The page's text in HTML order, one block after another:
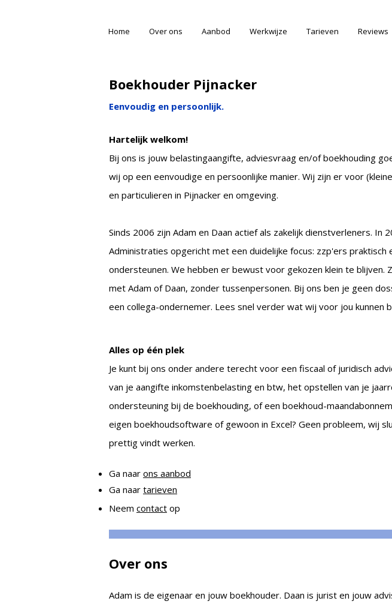
Home Over ons Aanbod Werkwijze Tarieven Reviews
Boekhouder Pijnacker
Eenvoudig en persoonlijk.
Hartelijk welkom!
Bij ons is jouw belastingaangifte, adviesvraag en/of boekhouding
wij op een eenvoudige en persoonlijke manier. Wij zijn er voor
en particulieren in Pijnacker en omgeving.
Sinds 2006 zijn Adam en Daan actief als zakelijk dienstverleners. In
Administraties opgericht met een duidelijke focus: zzp'ers praktisch
ondersteunen. We hebben er bewust voor gekozen klein te blijven.
met Adam of Daan, zonder tussenpersonen. Bij ons ben je geen
een collega-ondernemer. Lees snel verder wat wij voor jou kunnen
Alles op één plek
Je kunt bij ons onder andere terecht voor een fiscaal of juridisch
van je aangifte inkomstenbelasting en btw, het opstellen van je
ondersteuning bij de boekhouding, of een boekhoud-
eigen boekhoudsoftware of gewoon in Excel? Geen probleem, wij
prettig vindt werken.
Ga naar ons aanbod
Ga naar tarieven
Neem contact op
Over ons
Adam is de eigenaar en jouw boekhouder. Daan is jurist en jouw